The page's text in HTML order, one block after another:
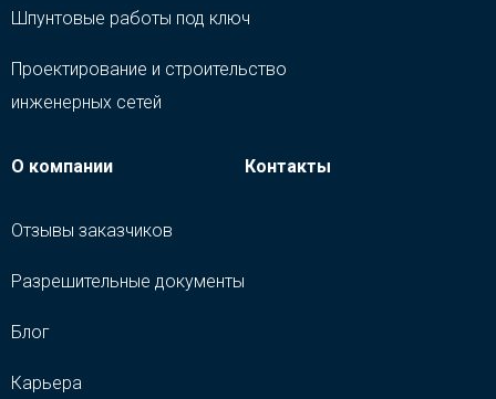
Шпунтовые работы под ключ
Проектирование и строительство
инженерных сетей
О компании
Отзывы заказчиков
Разрешительные документы
Блог
Карьера
Контакты